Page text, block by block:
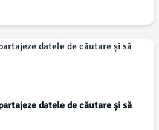
datele de căutare și să